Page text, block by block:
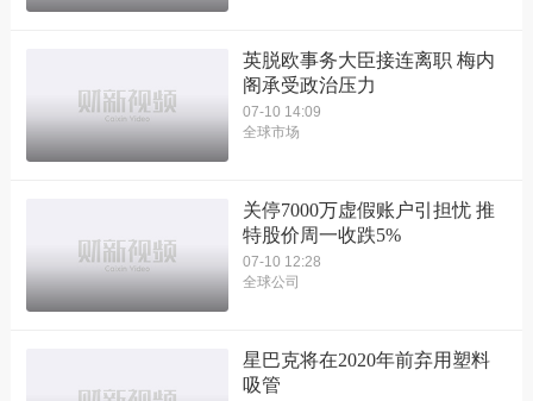
英脱欧事务大臣接连离职 梅内
阁承受政治压力
07-10 14:09
全球市场
关停7000万虚假账户引担忧 推
特股价周一收跌5%
07-10 12:28
全球公司
星巴克将在2020年前弃用塑料
吸管